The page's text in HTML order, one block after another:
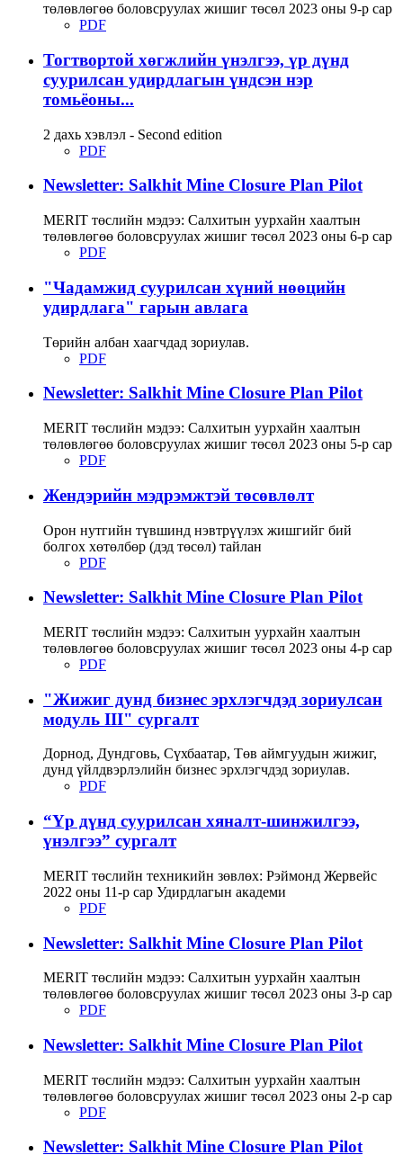
төлөвлөгөө боловсруулах жишиг төсөл 2023 оны 9-р сар
PDF
Тогтвортой хөгжлийн үнэлгээ, үр дүнд
суурилсан удирдлагын үндсэн нэр
томьёоны...
2 дахь хэвлэл - Second edition
PDF
Newsletter: Salkhit Mine Closure Plan Pilot
MERIT төслийн мэдээ: Салхитын уурхайн хаалтын
төлөвлөгөө боловсруулах жишиг төсөл 2023 оны 6-р сар
PDF
"Чадамжид суурилсан хүний нөөцийн
удирдлага" гарын авлага
Төрийн албан хаагчдад зориулав.
PDF
Newsletter: Salkhit Mine Closure Plan Pilot
MERIT төслийн мэдээ: Салхитын уурхайн хаалтын
төлөвлөгөө боловсруулах жишиг төсөл 2023 оны 5-р сар
PDF
Жендэрийн мэдрэмжтэй төсөвлөлт
Орон нутгийн түвшинд нэвтрүүлэх жишгийг бий
болгох хөтөлбөр (дэд төсөл) тайлан
PDF
Newsletter: Salkhit Mine Closure Plan Pilot
MERIT төслийн мэдээ: Салхитын уурхайн хаалтын
төлөвлөгөө боловсруулах жишиг төсөл 2023 оны 4-р сар
PDF
"Жижиг дунд бизнес эрхлэгчдэд зориулсан
модуль III" сургалт
Дорнод, Дундговь, Сүхбаатар, Төв аймгуудын жижиг,
дунд үйлдвэрлэлийн бизнес эрхлэгчдэд зориулав.
PDF
“Үр дүнд суурилсан хяналт-шинжилгээ,
үнэлгээ” сургалт
MERIT төслийн техникийн зөвлөх: Рэймонд Жервейс
2022 оны 11-р сар Удирдлагын академи
PDF
Newsletter: Salkhit Mine Closure Plan Pilot
MERIT төслийн мэдээ: Салхитын уурхайн хаалтын
төлөвлөгөө боловсруулах жишиг төсөл 2023 оны 3-р сар
PDF
Newsletter: Salkhit Mine Closure Plan Pilot
MERIT төслийн мэдээ: Салхитын уурхайн хаалтын
төлөвлөгөө боловсруулах жишиг төсөл 2023 оны 2-р сар
PDF
Newsletter: Salkhit Mine Closure Plan Pilot